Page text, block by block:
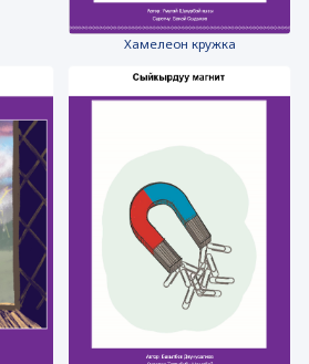
Хамелеон кружка